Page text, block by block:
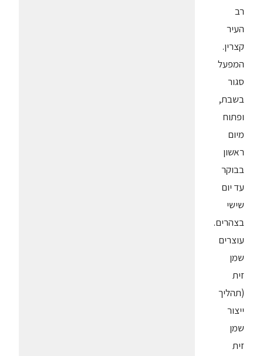
רב
העיר
קצרין.
המפעל
סגור
בשבת,
ופתוח
מיום
ראשון
בבוקר
עד יום
שישי
בצהרים.
עוצרים
שמן
זית
(תהליך
ייצור
שמן
זית